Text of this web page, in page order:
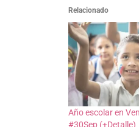
Relacionado
Año escolar en
#30Sep (+Detalle)